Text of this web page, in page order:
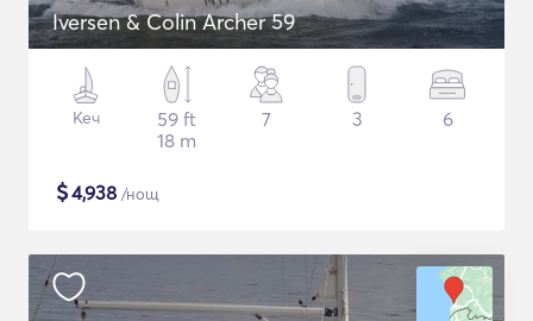
Iversen & Colin Archer 59
Кеч
59 ft
18 m
7 3 6
$4,938 /нощ